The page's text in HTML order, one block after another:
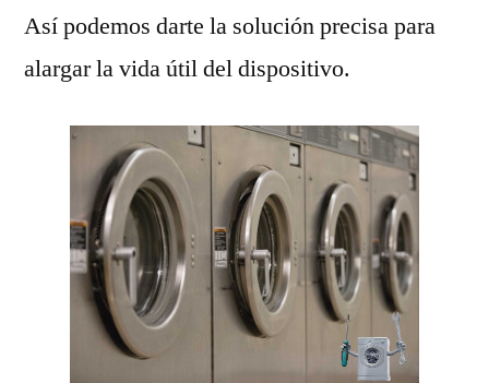
Así podemos darte la solución precisa para
alargar la vida útil del dispositivo.